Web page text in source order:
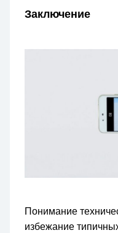
Заключение
Понимание
избежание